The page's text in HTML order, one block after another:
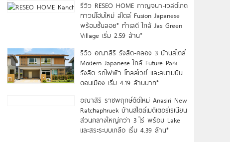
รีวิว RESEO HOME กาญจนา-เวสต์เกต
ทาวน์โฮมใหม่ สไตล์ Fusion Japanese
พร้อมชั้นลอย* ทำเลดี ใกล้ Jas Green
Village เริ่ม 2.59 ล้าน*
รีวิว อณาสิริ รังสิต-คลอง 3 บ้านสไตล์
Modern Japanese ใกล้ Future Park
รังสิต รถไฟฟ้า โทลล์เวย์ และสนามบิน
ดอนเมือง เริ่ม 4.19 ล้านบาท*
อณาสิริ ราชพฤกษ์ตัดใหม่ Anasiri New
Ratchaphruek บ้านสไตล์เมดิเตอร์เรเนียน
ส่วนกลางใหญ่กว่า 3 ไร่ พร้อม Lake
และสระระบบเกลือ เริ่ม 4.39 ล้าน*